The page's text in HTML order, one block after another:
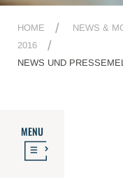
HOME NEWS &
2016
NEWS UND
MENU